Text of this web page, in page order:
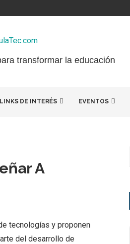
transformar la educación
LINKS DE INTERÉS EVENTOS
A
tecnologías y proponen
del desarrollo de